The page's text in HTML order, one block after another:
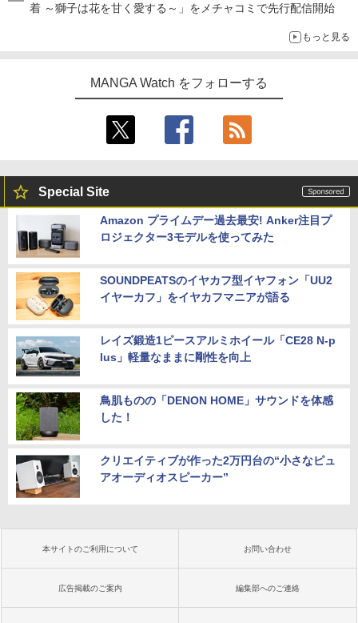
着 ～獅子は花を甘く愛する～」をメチャコミで先行配信開始
もっと見る
MANGA Watch をフォローする
Special Site
Amazon プライムデー過去最安! Anker注目プ
ロジェクター3モデルを使ってみた
SOUNDPEATSのイヤカフ型イヤフォン「UU2
イヤーカフ」をイヤカフマニアが語る
レイズ鍛造1ピースアルミホイール「CE28 N-p
lus」軽量なままに剛性を向上
鳥肌ものの「DENON HOME」サウンドを体感
した！
クリエイティブが作った2万円台の“小さなピュ
アオーディオスピーカー”
本サイトのご利用について お問い合わせ
広告掲載のご案内 編集部へのご連絡